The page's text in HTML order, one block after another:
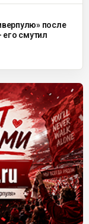
после
его смутил